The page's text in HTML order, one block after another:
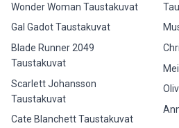
Wonder Woman Taustakuvat
Gal Gadot Taustakuvat
Blade Runner 2049
Taustakuvat
Scarlett Johansson
Taustakuvat
Cate Blanchett Taustakuvat